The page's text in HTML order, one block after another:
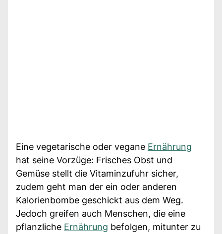
Eine vegetarische oder vegane Ernährung
hat seine Vorzüge: Frisches Obst und
Gemüse stellt die Vitaminzufuhr sicher,
zudem geht man der ein oder anderen
Kalorienbombe geschickt aus dem Weg.
Jedoch greifen auch Menschen, die eine
pflanzliche Ernährung befolgen, mitunter zu